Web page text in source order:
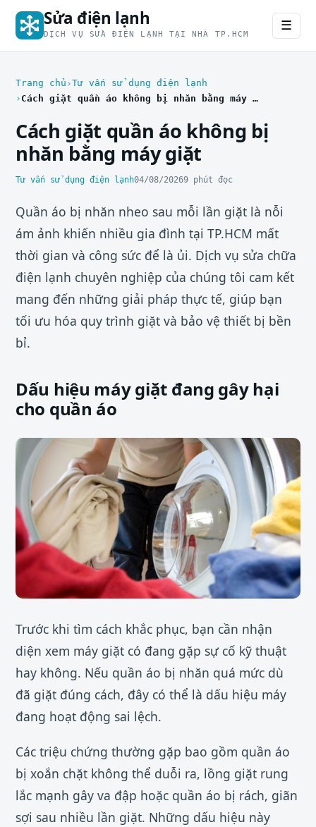
Sửa điện lạnh
DỊCH VỤ SỬA ĐIỆN LẠNH TẠI NHÀ TP.HCM
☰
Trang chủ Tư vấn sử dụng điện lạnh
Cách giặt quần áo không bị nhăn bằng máy giặt
Cách giặt quần áo không bị
nhăn bằng máy giặt
Tư vấn sử dụng điện lạnh04/08/20269 phút đọc
Quần áo bị nhăn nheo sau mỗi lần giặt là nỗi
ám ảnh khiến nhiều gia đình tại TP.HCM mất
thời gian và công sức để là ủi. Dịch vụ sửa chữa
điện lạnh chuyên nghiệp của chúng tôi cam kết
mang đến những giải pháp thực tế, giúp bạn
tối ưu hóa quy trình giặt và bảo vệ thiết bị bền
bỉ.
Dấu hiệu máy giặt đang gây hại
cho quần áo
Trước khi tìm cách khắc phục, bạn cần nhận
diện xem máy giặt có đang gặp sự cố kỹ thuật
hay không. Nếu quần áo bị nhăn quá mức dù
đã giặt đúng cách, đây có thể là dấu hiệu máy
đang hoạt động sai lệch.
Các triệu chứng thường gặp bao gồm quần áo
bị xoắn chặt không thể duỗi ra, lồng giặt rung
lắc mạnh gây va đập hoặc quần áo bị rách, giãn
sợi sau nhiều lần giặt. Những dấu hiệu này